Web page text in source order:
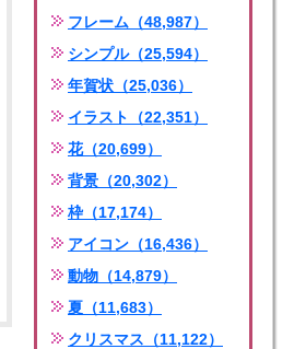
フレーム（48,987）
シンプル（25,594）
年賀状（25,036）
イラスト（22,351）
花（20,699）
背景（20,302）
枠（17,174）
アイコン（16,436）
動物（14,879）
夏（11,683）
クリスマス（11,122）